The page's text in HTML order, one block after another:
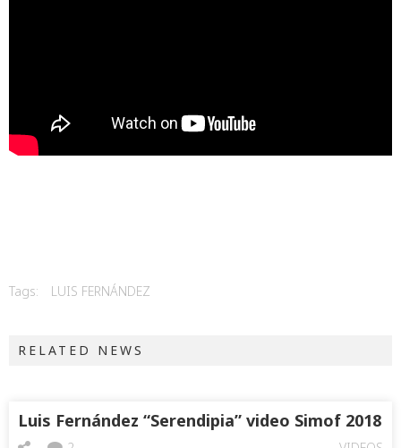
Tags: LUIS FERNÁNDEZ
RELATED NEWS
Luis Fernández “Serendipia” video Simof 2018